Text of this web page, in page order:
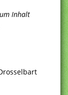
Inhalt